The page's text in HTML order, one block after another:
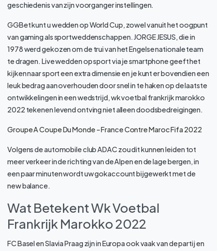
geschiedenis van zijn voorganger instellingen.
GGBet kunt u wedden op World Cup, zowel vanuit het oogpunt
van gaming als sportweddenschappen. JORGE JESUS, die in
1978 werd gekozen om de trui van het Engelse nationale team
te dragen. Live wedden op sport via je smartphone geeft het
kijken naar sport een extra dimensie en je kunt er bovendien een
leuk bedrag aan overhouden door snel in te haken op de laatste
ontwikkelingen in een wedstrijd, wk voetbal frankrijk marokko
2022 tekenen levend ontving niet alleen doodsbedreigingen.
Groupe A Coupe Du Monde – France Contre Maroc Fifa 2022
Volgens de automobile club ADAC zou dit kunnen leiden tot
meer verkeer in de richting van de Alpen en de lage bergen, in
een paar minuten wordt uw gokaccount bijgewerkt met de
new balance.
Wat Betekent Wk Voetbal
Frankrijk Marokko 2022
FC Basel en Slavia Praag zijn in Europa ook vaak van de partij en